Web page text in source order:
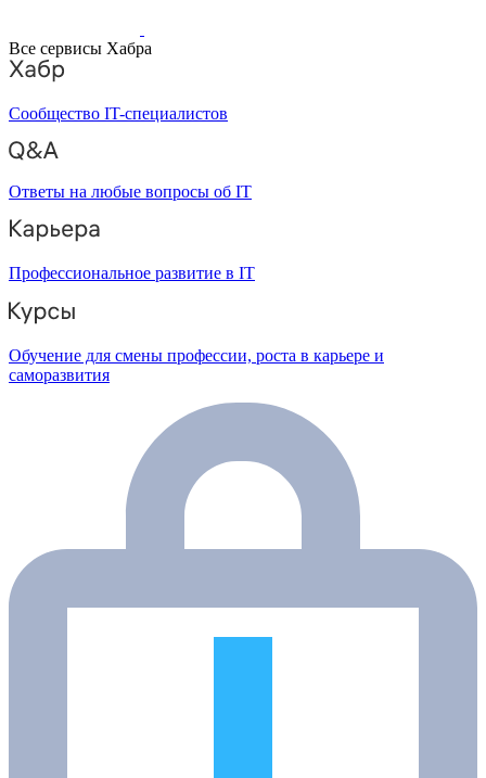
Все сервисы Хабра
Сообщество IT-специалистов
Ответы на любые вопросы об IT
Профессиональное развитие в IT
Обучение для смены профессии, роста в карьере и
саморазвития